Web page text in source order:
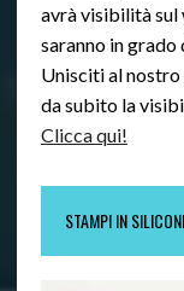
avrà visibilità
saranno in
Unisciti al
da subito la
Clicca qui!
STAMPI IN